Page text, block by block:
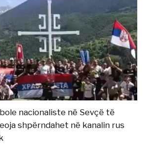
nacionaliste në Sevçë të
shpërndahet në kanalin rus